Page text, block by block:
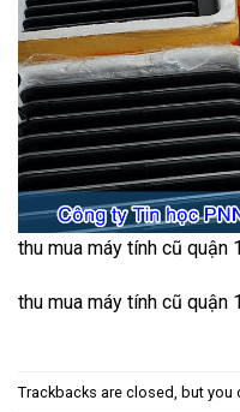
thu mua máy tính cũ quận
thu mua máy tính cũ quận
Trackbacks are closed, but you